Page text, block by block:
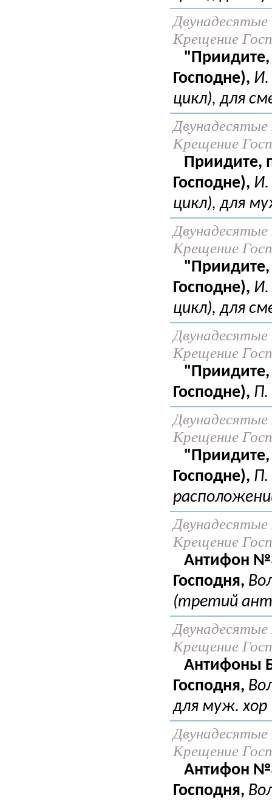
Двунадесятые
Крещение
Господне), И.
цикл), для
Двунадесятые
Крещение
Приидите,
Господне), И.
цикл), для
Двунадесятые
Крещение
Господне), И.
цикл), для
Двунадесятые
Крещение
Господне), П.
Двунадесятые
Крещение
Господне), П.
Двунадесятые
Крещение
Антифон
Господня,
(третий
Двунадесятые
Крещение
Антифоны
Господня,
для муж. хор
Двунадесятые
Крещение
Антифон
Господня,